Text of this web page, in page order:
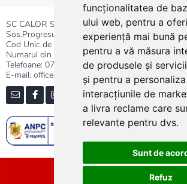
funcționalitatea de
ului web, pentru a
experiență mai bună
pentru a vă măsura
de produsele și
și pentru a personaliza
interacțiunile de
a livra reclame care
relevante pentru dvs.
Sunt de
Refuz
SC CALOR SRL
Sos.Progresului nr.30-40, Sector 5, Bucuresti
Cod Unic de Inregistrare: RO 3004724
Numarul din Registrul Comertului:J40/13176/
Telefoane: 0737.23.44.44|021.411.44.44
E-mail: office@calor.ro